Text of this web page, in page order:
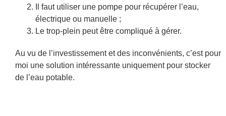
Il faut utiliser une pompe pour récupérer l’eau,
électrique ou manuelle ;
Le trop-plein peut être compliqué à gérer.
Au vu de l’investissement et des inconvénients, c’est pour
moi une solution intéressante uniquement pour stocker
de l’eau potable.